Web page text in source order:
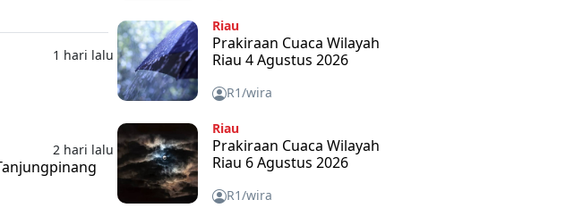
1 hari lalu
2 hari lalu
Riau
Prakiraan Cuaca Wilayah
Riau 4 Agustus 2026
R1/wira
Riau
Prakiraan Cuaca Wilayah
Riau 6 Agustus 2026
R1/wira